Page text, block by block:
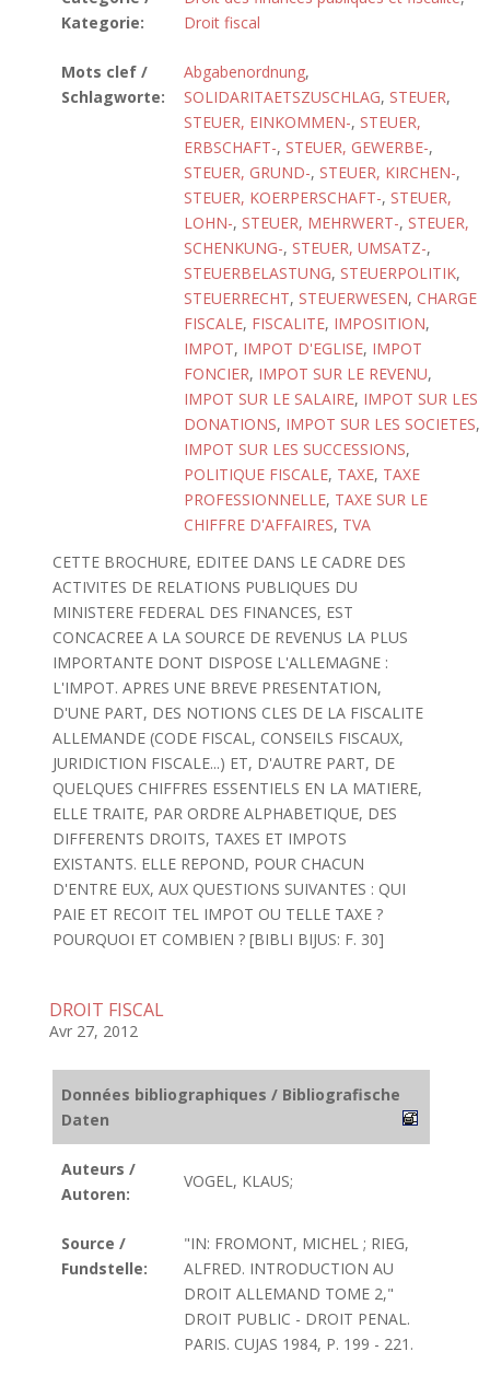
Kategorie:
Droit fiscal
Mots clef /
Schlagworte:
Abgabenordnung,
SOLIDARITAETSZUSCHLAG, STEUER,
STEUER, EINKOMMEN-, STEUER,
ERBSCHAFT-, STEUER, GEWERBE-,
STEUER, GRUND-, STEUER, KIRCHEN-,
STEUER, KOERPERSCHAFT-, STEUER,
LOHN-, STEUER, MEHRWERT-, STEUER,
SCHENKUNG-, STEUER, UMSATZ-,
STEUERBELASTUNG, STEUERPOLITIK,
STEUERRECHT, STEUERWESEN, CHARGE
FISCALE, FISCALITE, IMPOSITION,
IMPOT, IMPOT D'EGLISE, IMPOT
FONCIER, IMPOT SUR LE REVENU,
IMPOT SUR LE SALAIRE, IMPOT SUR LES
DONATIONS, IMPOT SUR LES SOCIETES,
IMPOT SUR LES SUCCESSIONS,
POLITIQUE FISCALE, TAXE, TAXE
PROFESSIONNELLE, TAXE SUR LE
CHIFFRE D'AFFAIRES, TVA
CETTE BROCHURE, EDITEE DANS LE CADRE DES
ACTIVITES DE RELATIONS PUBLIQUES DU
MINISTERE FEDERAL DES FINANCES, EST
CONCACREE A LA SOURCE DE REVENUS LA PLUS
IMPORTANTE DONT DISPOSE L'ALLEMAGNE :
L'IMPOT. APRES UNE BREVE PRESENTATION,
D'UNE PART, DES NOTIONS CLES DE LA FISCALITE
ALLEMANDE (CODE FISCAL, CONSEILS FISCAUX,
JURIDICTION FISCALE...) ET, D'AUTRE PART, DE
QUELQUES CHIFFRES ESSENTIELS EN LA MATIERE,
ELLE TRAITE, PAR ORDRE ALPHABETIQUE, DES
DIFFERENTS DROITS, TAXES ET IMPOTS
EXISTANTS. ELLE REPOND, POUR CHACUN
D'ENTRE EUX, AUX QUESTIONS SUIVANTES : QUI
PAIE ET RECOIT TEL IMPOT OU TELLE TAXE ?
POURQUOI ET COMBIEN ? [BIBLI BIJUS: F. 30]
DROIT FISCAL
Avr 27, 2012
Données bibliographiques / Bibliografische
Daten
Auteurs /
Autoren:
VOGEL, KLAUS;
Source /
Fundstelle:
"IN: FROMONT, MICHEL ; RIEG,
ALFRED. INTRODUCTION AU
DROIT ALLEMAND TOME 2,"
DROIT PUBLIC - DROIT PENAL.
PARIS. CUJAS 1984, P. 199 - 221.